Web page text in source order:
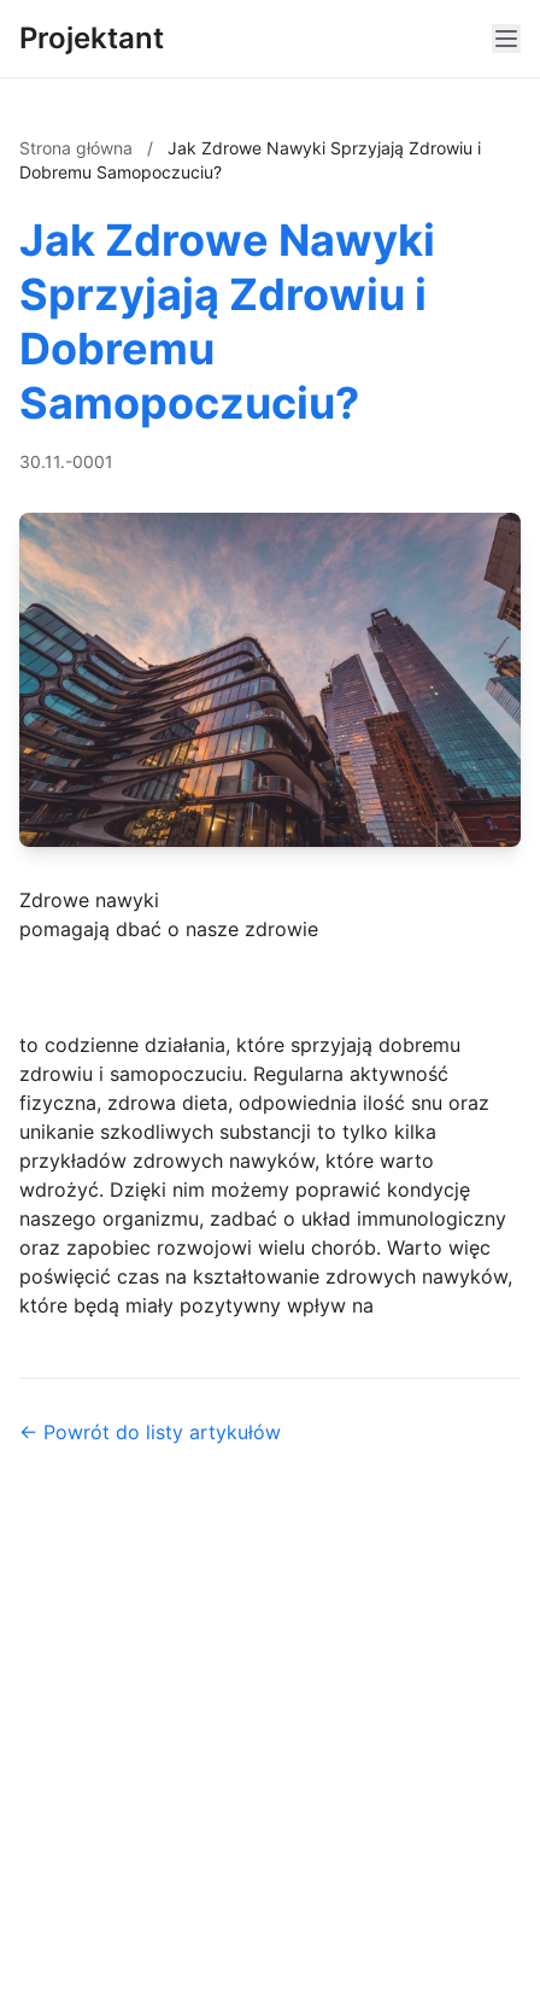
Projektant
Strona główna /
Jak Zdrowe Nawyki Sprzyjają Zdrowiu i
Dobremu Samopoczuciu?
Jak Zdrowe Nawyki
Sprzyjają Zdrowiu i
Dobremu
Samopoczuciu?
30.11.-0001
Zdrowe nawyki
pomagają dbać o nasze zdrowie
to codzienne działania, które sprzyjają dobremu
zdrowiu i samopoczuciu. Regularna aktywność
fizyczna, zdrowa dieta, odpowiednia ilość snu oraz
unikanie szkodliwych substancji to tylko kilka
przykładów zdrowych nawyków, które warto
wdrożyć. Dzięki nim możemy poprawić kondycję
naszego organizmu, zadbać o układ immunologiczny
oraz zapobiec rozwojowi wielu chorób. Warto więc
poświęcić czas na kształtowanie zdrowych nawyków,
które będą miały pozytywny wpływ na
← Powrót do listy artykułów